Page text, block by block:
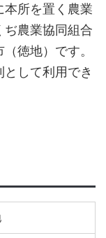
本所を置く農業
農業協同組合
徳地）です。
して利用でき